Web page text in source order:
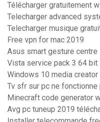
Télécharger gratuitement
Telecharger advanced
Telecharger musique
Free vpn for mac 2019
Asus smart gesture centre
Vista service pack 3 64 bit
Windows 10 media creator
Tv sfr sur pc ne fonctionne
Minecraft code generator
Avg pc tuneup 2019